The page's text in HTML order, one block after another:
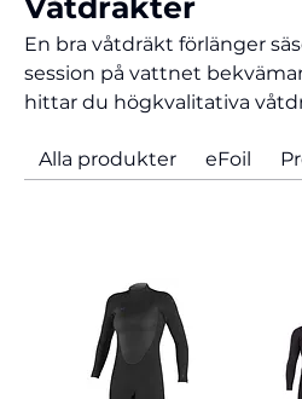
Våtdräkter
En bra våtdräkt förlänger
session på vattnet
hittar du högkvalitativa
svenska förhållanden. Rätt
och modeller för sommar,
Alla produkter eFoil